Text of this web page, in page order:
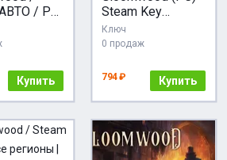
/ РУ
Купить
Steam Key
GLOBAL
Ключ
0 продаж
794 ₽ Купить